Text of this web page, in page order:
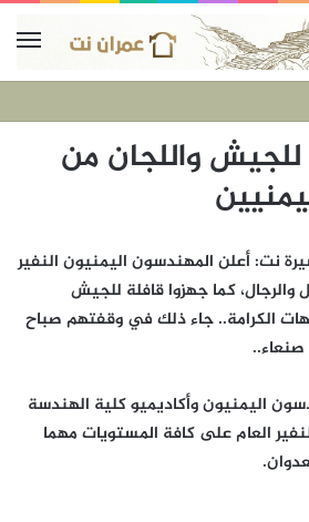
للجيش واللجان من
| المسيرة نت: أعلن المهندسون اليمنيون النفير
والرجال، كما جهزوا قافلة للجيش
الكرامة.. جاء ذلك في وقفتهم صباح
اليمنيون وأكاديميو كلية الهندسة
العام على كافة المستويات مهما